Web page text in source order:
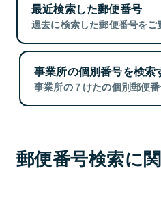
最近検索した郵便番号
過去に検索した郵便番号をご
事業所の個別番号を検索
事業所の７けたの個別郵便番
郵便番号検索に